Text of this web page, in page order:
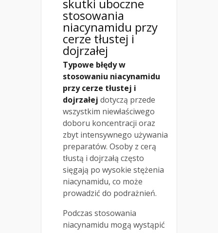
skutki uboczne
stosowania
niacynamidu przy
cerze tłustej i
dojrzałej
Typowe błędy w
stosowaniu niacynamidu
przy cerze tłustej i
dojrzałej dotyczą przede
wszystkim niewłaściwego
doboru koncentracji oraz
zbyt intensywnego używania
preparatów. Osoby z cerą
tłustą i dojrzałą często
sięgają po wysokie stężenia
niacynamidu, co może
prowadzić do podrażnień.
Podczas stosowania
niacynamidu mogą wystąpić